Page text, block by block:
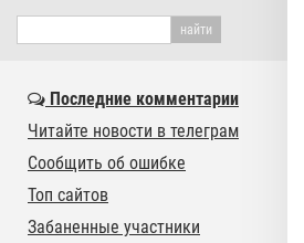
Последние комментарии
Читайте новости в телеграм
Сообщить об ошибке
Топ сайтов
Забаненные участники